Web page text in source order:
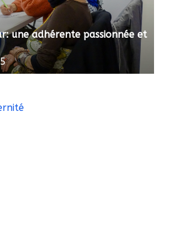
une adhérente passionnée et